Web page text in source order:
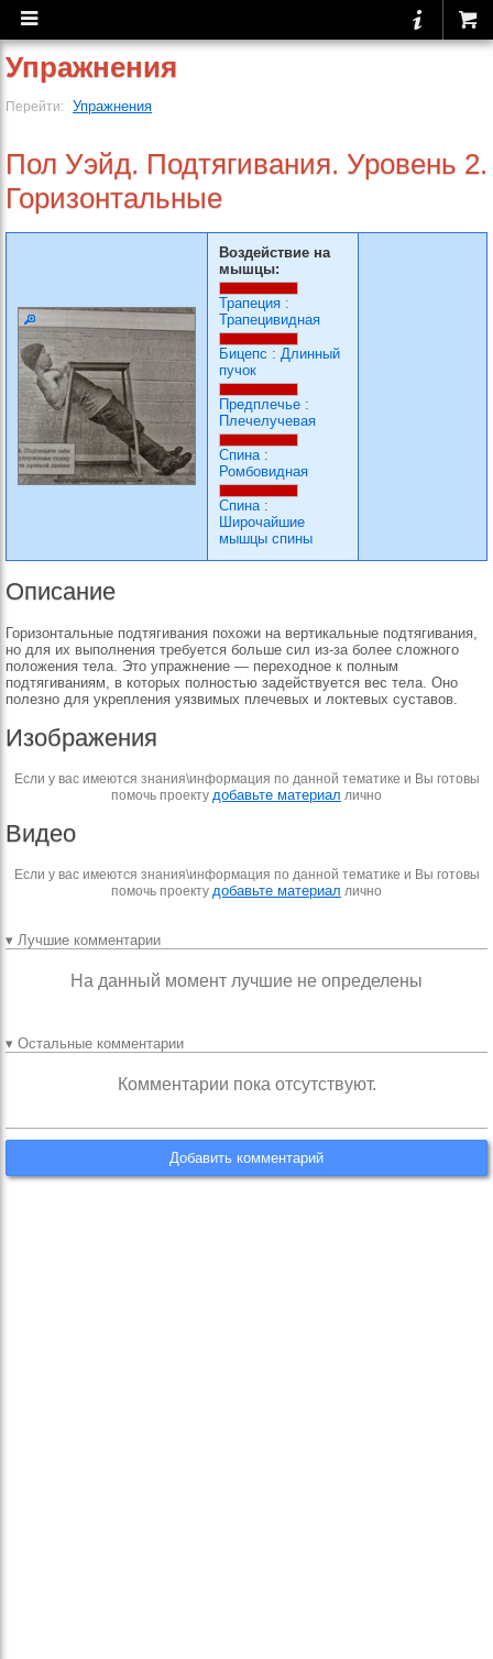
Упражнения
Перейти: Упражнения
Пол Уэйд. Подтягивания. Уровень 2.
Горизонтальные
Воздействие на
мышцы:
Трапеция :
Трапецивидная
Бицепс : Длинный
пучок
Предплечье :
Плечелучевая
Спина:
Ромбовидная
Спина:
Широчайшие
мышцы спины
Описание
Горизонтальные подтягивания похожи на вертикальные подтягивания,
но для их выполнения требуется больше сил из-за более сложного
положения тела. Это упражнение — переходное к полным
подтягиваниям, в которых полностью задействуется вес тела. Оно
полезно для укрепления уязвимых плечевых и локтевых суставов.
Изображения
Если у вас имеются знания\информация по данной тематике и Вы готовы
помочь проекту добавьте материал лично
Видео
Если у вас имеются знания\информация по данной тематике и Вы готовы
помочь проекту добавьте материал лично
▾ Лучшие комментарии
На данный момент лучшие не определены
▾ Остальные комментарии
Комментарии пока отсутствуют.
Добавить комментарий